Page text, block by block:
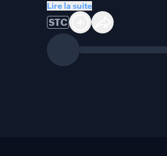
Lire la suite
STC